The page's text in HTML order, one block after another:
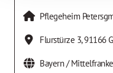
Pflegeheim
Flurstürze 3,91166
Bayern /